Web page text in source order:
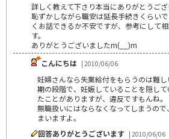
詳しく教えて下さり本当にありがとうご
恥ずかしながら職安は延長手続きくらい
くお話できるか不安ですが、参考にして
す。
ありがとうございましたm(__)m
こんにちは | 2010/06/06
妊婦さんなら失業給付をもらうのは難
期の段階で、妊娠していることを隠し
たことがありますが、違反ですもんね。
無職扱いにはならなくなってしまうの
まいますよ。
回答ありがとうございます | 2010/06/06